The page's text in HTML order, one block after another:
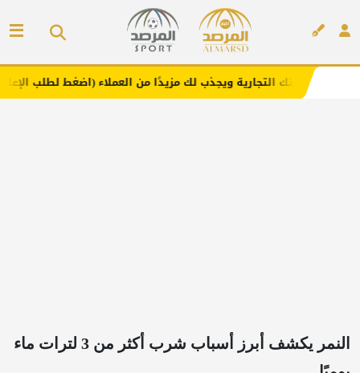
ويجذب لك مزيدًا من العملاء (اضغط لطلب الإعلان)
النمر يكشف أبرز أسباب شرب أكثر من 3 لترات ماء